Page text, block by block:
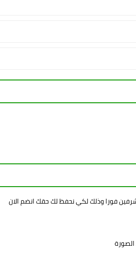
فورا وذلك لكي نحفظ لك حقك انضم الان